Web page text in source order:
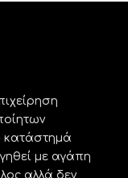
κατάστημά
με αγάπη
αλλά δεν